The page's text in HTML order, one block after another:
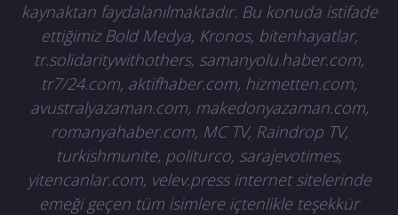
ifade ederek şunları anlattı: “Askere gitmek
için daha çok vakti vardı ama bir an önce
gidip gelmek istediğini, evini barkını kurmak
istediğini söyledi. Bedelli yapmasını istedik
ama gitmeyi de çok istiyordu. Bazen bize,
‘Ben şehit olacağım, siz de şehit kardeşleri
olacaksınız’ diyordu. Biz ona kızıyorduk, ‘Öyle
deme, git askerliğini yap gel’ diyorduk.
Olacağı varmış.”
kaynaktan faydalanılmaktadır. Bu konuda istifade
ettiğimiz Bold Medya, Kronos, bitenhayatlar,
tr.solidaritywithothers, samanyolu.haber.com,
tr7/24.com, aktifhaber.com, hizmetten.com,
avustralyazaman.com, makedonyazaman.com,
romanyahaber.com, MC TV, Raindrop TV,
turkishmunite, politurco, sarajevotimes,
yitencanlar.com, velev.press internet sitelerinde
emeği geçen tüm isimlere içtenlikle teşekkür